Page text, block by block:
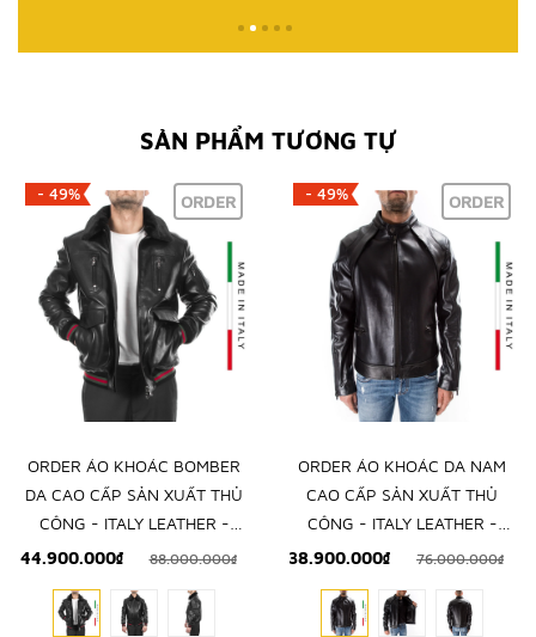
SẢN PHẨM TƯƠNG TỰ
- 49% ORDER
ORDER ÁO KHOÁC BOMBER
DA CAO CẤP SẢN XUẤT THỦ
CÔNG - ITALY LEATHER -
NHẬP KHẨU CHÍNH NGẠCH
44.900.000₫ 88.000.000₫
- 49% ORDER
ORDER ÁO KHOÁC DA NAM
CAO CẤP SẢN XUẤT THỦ
CÔNG - ITALY LEATHER -
NHẬP KHẨU CHÍNH NGẠCH
38.900.000₫ 76.000.000₫